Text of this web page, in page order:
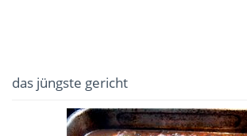
das jüngste gericht